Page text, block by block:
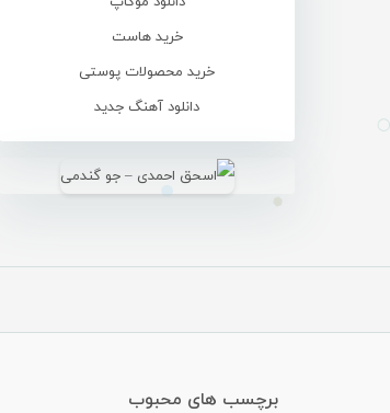
خرید هاست
خرید محصولات پوستی
دانلود آهنگ جدید
برچسب های محبوب